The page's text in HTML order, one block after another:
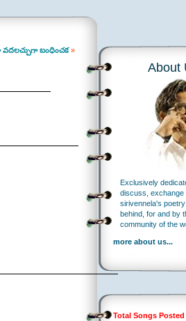
బంధించక»
About
Exclusively
discuss, exchange
sirivennela's
behind, for and by
community of the
more about us...
Total Songs